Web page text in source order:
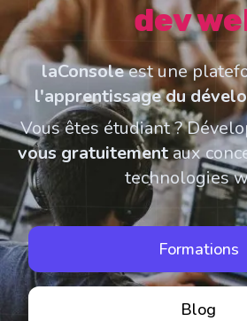
dev
laConsoleest une
l'apprentissage du
Vous êtes étudiant ?
vous gratuitementaux
technologies
Formations
Blog